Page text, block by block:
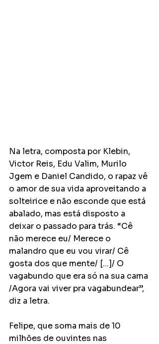
Na letra, composta por Klebin,
Victor Reis, Edu Valim, Murilo
Jgem e Daniel Candido, o rapaz vê
o amor de sua vida aproveitando a
solteirice e não esconde que está
abalado, mas está disposto a
deixar o passado para trás. “Cê
não merece eu/ Merece o
malandro que eu vou virar/ Cê
gosta dos que mente/ [...]/ O
vagabundo que era só na sua cama
/Agora vai viver pra vagabundear”,
diz a letra.
Felipe, que soma mais de 10
milhões de ouvintes nas